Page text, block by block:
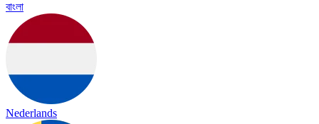
বাংলা
Nederlands